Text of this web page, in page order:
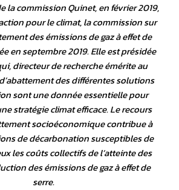
la commission Quinet, en février 2019,
pour le climat, la commission sur
des émissions de gaz à effet de
en septembre 2019. Elle est présidée
directeur de recherche émérite au
des différentes solutions
sont une donnée essentielle pour
stratégie climat efficace. Le recours
socioéconomique contribue à
de décarbonation susceptibles de
les coûts collectifs de l’atteinte des
des émissions de gaz à effet de
serre.